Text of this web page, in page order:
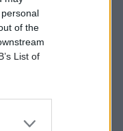
of the
List of